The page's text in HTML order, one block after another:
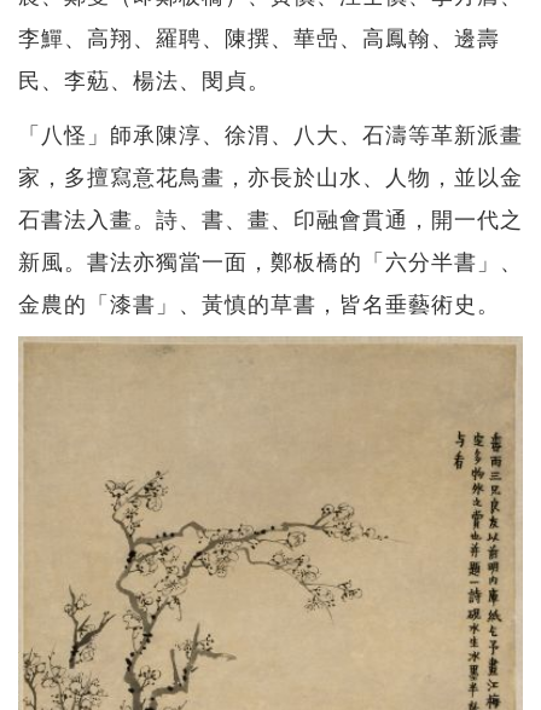
李鱓、高翔、羅聘、陳撰、華喦、高鳳翰、邊壽
民、李葂、楊法、閔貞。
「八怪」師承陳淳、徐渭、八大、石濤等革新派畫
家，多擅寫意花鳥畫，亦長於山水、人物，並以金
石書法入畫。詩、書、畫、印融會貫通，開一代之
新風。書法亦獨當一面，鄭板橋的「六分半書」、
金農的「漆書」、黃慎的草書，皆名垂藝術史。